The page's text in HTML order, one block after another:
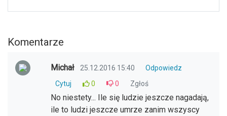
Komentarze
Michał 25.12.2016 15:40
Odpowiedz
Cytuj
0 0 Zgłoś
No niestety... Ile się ludzie jeszcze nagadają,
ile to ludzi jeszcze umrze zanim wszyscy